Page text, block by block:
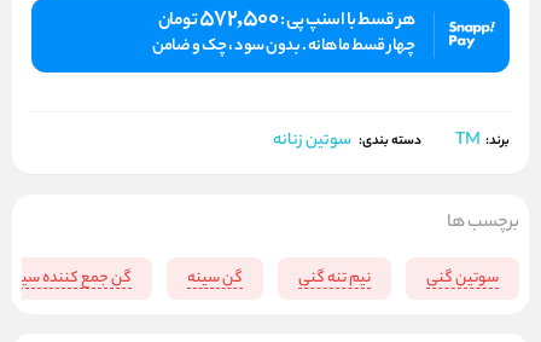
هر قسط با اسنپ پی :572,500تومان
چهار قسط ماهانه . بدون سود ، چک و ضامن
برند: TM دسته بندی: سوتین زنانه
برچسب ها
سوتین گنی نیم تنه گنی گن سینه گن جمع کننده سینه